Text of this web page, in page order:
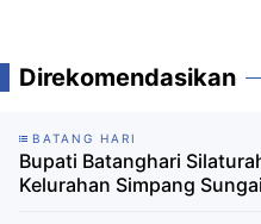
Direkomendasikan
BATANG HARI
Bupati Batanghari
Kelurahan Simpang